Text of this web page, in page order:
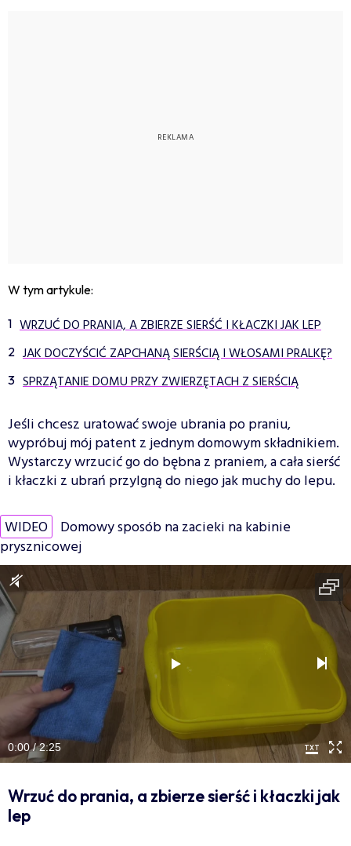
W tym artykule:
WRZUĆ DO PRANIA, A ZBIERZE SIERŚĆ I KŁACZKI JAK LEP
JAK DOCZYŚCIĆ ZAPCHANĄ SIERŚCIĄ I WŁOSAMI PRALKĘ?
SPRZĄTANIE DOMU PRZY ZWIERZĘTACH Z SIERŚCIĄ
Jeśli chcesz uratować swoje ubrania po praniu,
wypróbuj mój patent z jednym domowym składnikiem.
Wystarczy wrzucić go do bębna z praniem, a cała sierść
i kłaczki z ubrań przylgną do niego jak muchy do lepu.
WIDEO Domowy sposób na zacieki na kabinie
prysznicowej
0:00 / 2:25
Wrzuć do prania, a zbierze sierść i kłaczki jak
lep